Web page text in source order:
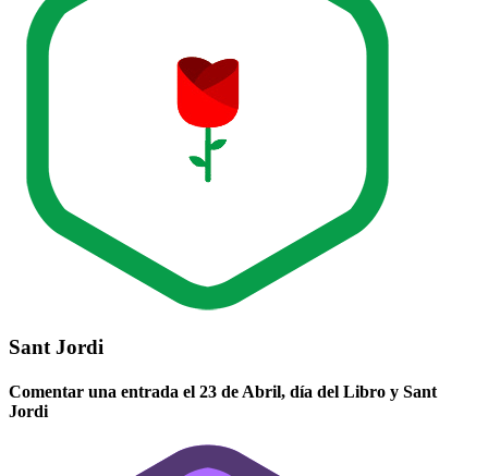
Sant Jordi
Comentar una entrada el 23 de Abril, día del Libro y Sant
Jordi